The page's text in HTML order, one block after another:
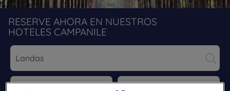
RESERVE AHORA EN NUESTROS
HOTELES CAMPANILE